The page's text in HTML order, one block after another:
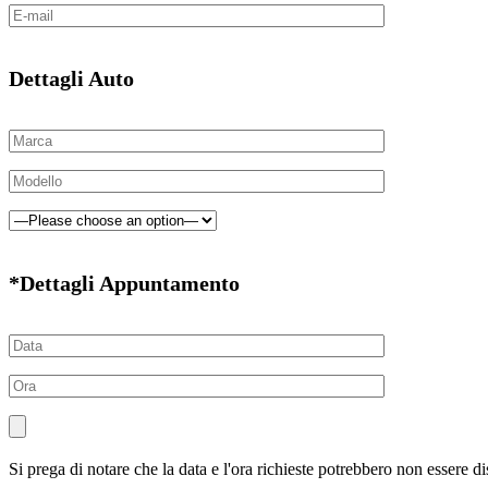
Dettagli Auto
*Dettagli Appuntamento
Si prega di notare che la data e l'ora richieste potrebbero non essere